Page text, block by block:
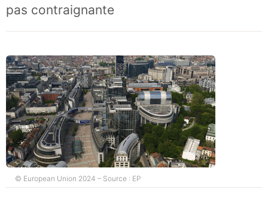
pas contraignante
© European Union 2024 – Source : EP